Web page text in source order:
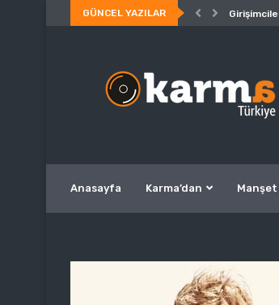
GÜNCEL YAZILAR
Anasayfa Karma’dan Manşet